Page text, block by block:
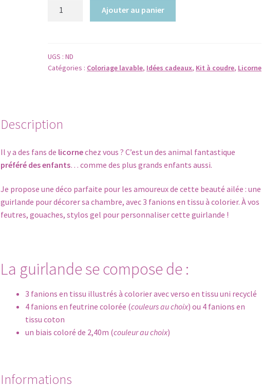
avec
3
à
Ajouter au panier
UGS :ND
Catégories : Coloriage lavable, Idées cadeaux, Kit à coudre, Licorne
Description
Il y a des fans de licornechez vous ? C’est un des animal fantastique
préféré des enfants… comme des plus grands enfants aussi.
Je propose une déco parfaite pour les amoureux de cette beauté ailée : une
guirlande pour décorer sa chambre, avec 3 fanions en tissu à colorier. À vos
feutres, gouaches, stylos gel pour personnaliser cette guirlande !
La guirlande se compose de :
3 fanions en tissu illustrés à colorier avec verso en tissu uni recyclé
4 fanions en feutrine colorée (couleurs au choix) ou 4 fanions en
tissu coton
un biais coloré de 2,40m (couleur au choix)
Informations